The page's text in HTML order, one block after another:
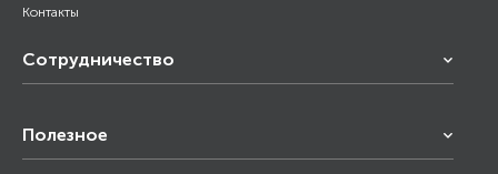
Контакты
Сотрудничество
Снабжение строительства
Полезное